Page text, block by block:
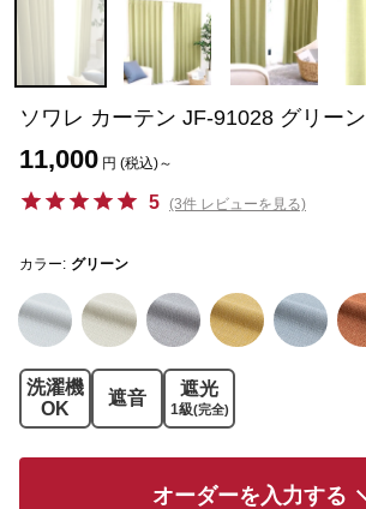
ソワレ カーテン JF-91028 グリーン
11,000 円 (税込)～
5 (3件 レビューを見る)
カラー: グリーン
洗濯機
OK
遮音 遮光
1級(完全)
オーダーを入力する